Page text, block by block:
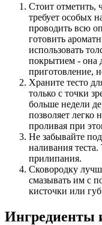
Стоит отметить,
требует особых
проводить всю
готовить
использовать
покрытием - она
приготовление,
Храните тесто
только с точки
больше недели
позволяет легко
проливая при
Не забывайте
наливания
прилипания.
Сковородку
смазывать им с
кисточки или
Ингредиенты